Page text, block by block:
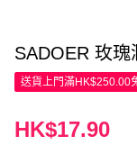
SADOER 玫
送貨上門滿HK$250.00
HK$17.90